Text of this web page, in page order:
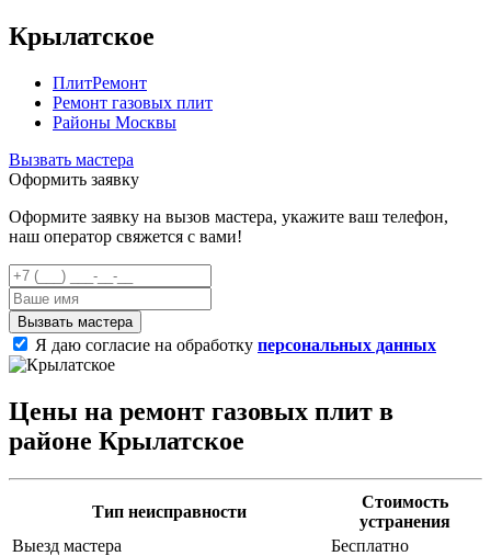
Крылатское
ПлитРемонт
Ремонт газовых плит
Районы Москвы
Вызвать мастера
Оформить заявку
Оформите заявку на вызов мастера, укажите ваш телефон,
наш оператор свяжется с вами!
Я даю согласие на обработку персональных данных
Цены на ремонт газовых плит в
районе Крылатское
Тип неисправности
Стоимость
устранения
Выезд мастера
Бесплатно